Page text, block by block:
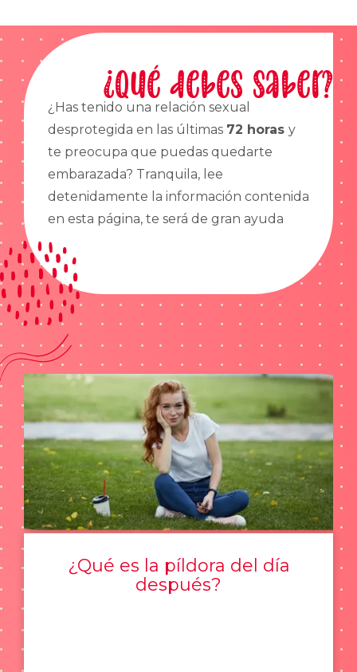
¿Qué debes saber?
¿Has tenido una relación sexual
desprotegida en las últimas 72 horas y
te preocupa que puedas quedarte
embarazada? Tranquila, lee
detenidamente la información contenida
en esta página, te será de gran ayuda
¿Qué es la píldora del día
después?